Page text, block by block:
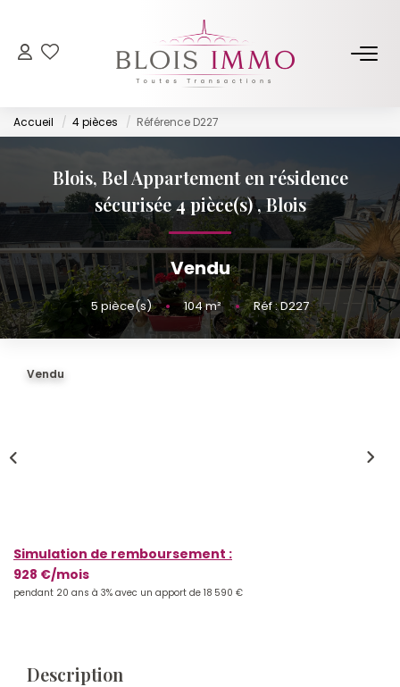
NOS BIENS
Acheter
Biens Vendus Et Loués
Off Market
ESTIMER
FAIRE GÉRER
CONTACT
Accueil 4 pièces Référence D227
Blois, Bel Appartement en résidence
sécurisée 4 pièce(s),Blois
Vendu
5pièce(s) • 104m² • Réf : D227
Vendu
Simulation de remboursement :
928 €/mois
pendant 20 ans à 3% avec un apport de 18 590 €
Description